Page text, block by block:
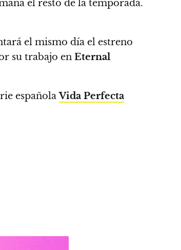
el resto de la temporada.
el mismo día el estreno
su trabajo en Eternal
españolaVida Perfecta